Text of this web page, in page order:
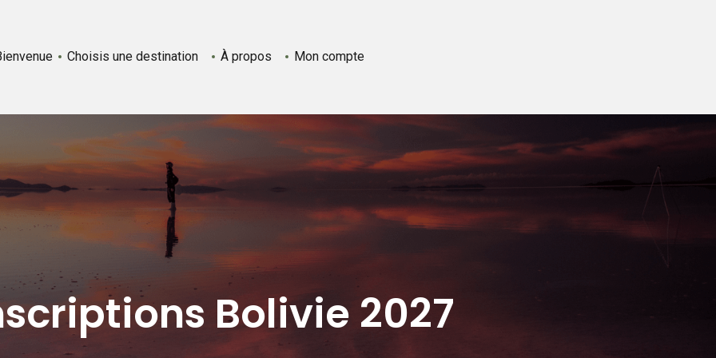
Choisis une destination À propos Mon compte
Bolivie 2027